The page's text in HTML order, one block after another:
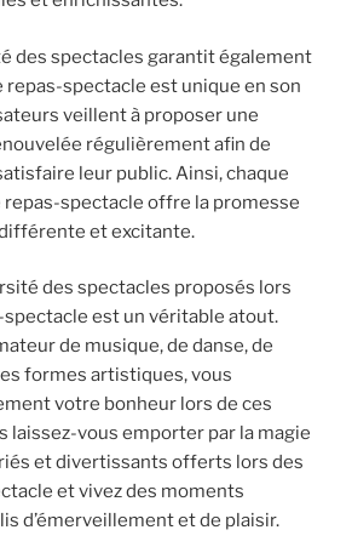
des spectacles garantit également
repas-spectacle est unique en son
veillent à proposer une
régulièrement afin de
leur public. Ainsi, chaque
repas-spectacle offre la promesse
et excitante.
des spectacles proposés lors
est un véritable atout.
de musique, de danse, de
formes artistiques, vous
votre bonheur lors de ces
laissez-vous emporter par la magie
et divertissants offerts lors des
et vivez des moments
d’émerveillement et de plaisir.